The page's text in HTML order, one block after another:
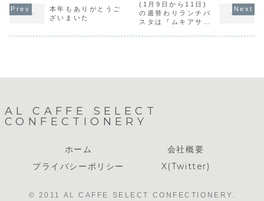
アウトのみの営業
となりますのでご
注意下さい。カッ
マスケーキの販
ケーキ』がショー
ケースに並びま
す。新年に相応し
非ご賞味くださ
ケーキの販売はご
ざいません。）24
日（日）・25日
（月）テイクアウ
トのみの営業（カ
業（
で）致しま
本年もありがとうご
ざいまいた
(1月9日から11日)
の週替わりランチパ
スタは『ムキアサリ
AL CAFFE SELECT
CONFECTIONERY
ホーム
会社概要
プライバシーポリシー
X(Twitter)
© 2011 AL CAFFE SELECT CONFECTIONERY.